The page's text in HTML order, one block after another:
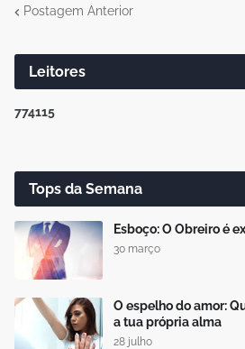
Postagem Anterior
Leitores
774115
Tops da Semana
Esboço: O Obreiro é
30 março
O espelho do amor:
a tua própria alma
28 julho